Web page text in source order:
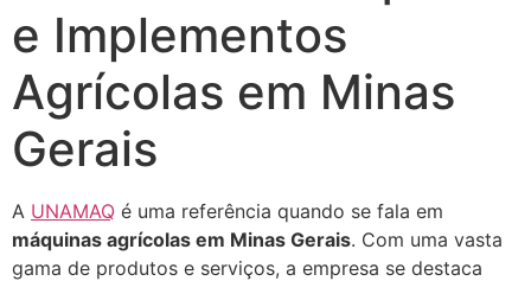
e Implementos
Agrícolas em Minas
Gerais
A UNAMAQ é uma referência quando se fala em
máquinas agrícolas em Minas Gerais. Com uma vasta
gama de produtos e serviços, a empresa se destaca